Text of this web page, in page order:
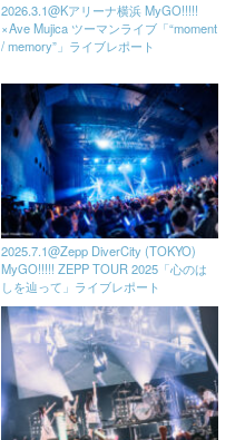
2026.3.1@Kアリーナ横浜 MyGO!!!!!
×Ave Mujica ツーマンライブ「“moment
/ memory”」ライブレポート
2025.7.1@Zepp DiverCity (TOKYO)
MyGO!!!!! ZEPP TOUR 2025「心のは
しを辿って」ライブレポート